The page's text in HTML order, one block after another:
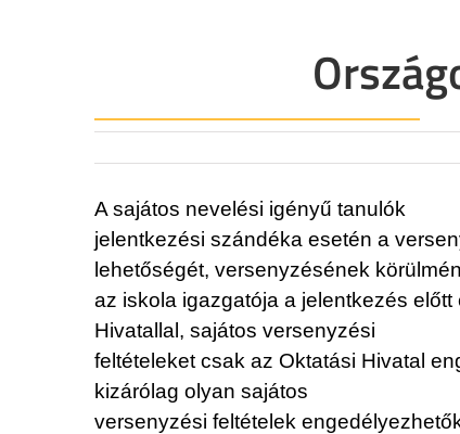
A sajátos nevelési igényű tanulók
jelentkezési szándéka esetén a
lehetőségét, versenyzésének
az iskola igazgatója a jelentkezés előtt
Hivatallal, sajátos versenyzési
feltételeket csak az Oktatási Hivatal
kizárólag olyan sajátos
versenyzési feltételek